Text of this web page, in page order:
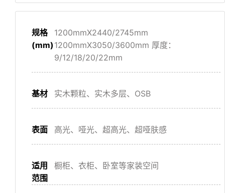
规格
(mm)
1200mmX2440/2745mm
1200mmX3050/3600mm 厚度：
9/12/18/20/22mm
基材 实⽊颗粒、实⽊多层、OSB
表面 ⾼光、哑光、超⾼光、超哑肤感
适用
范围
橱柜、⾐柜、卧室等家装空间